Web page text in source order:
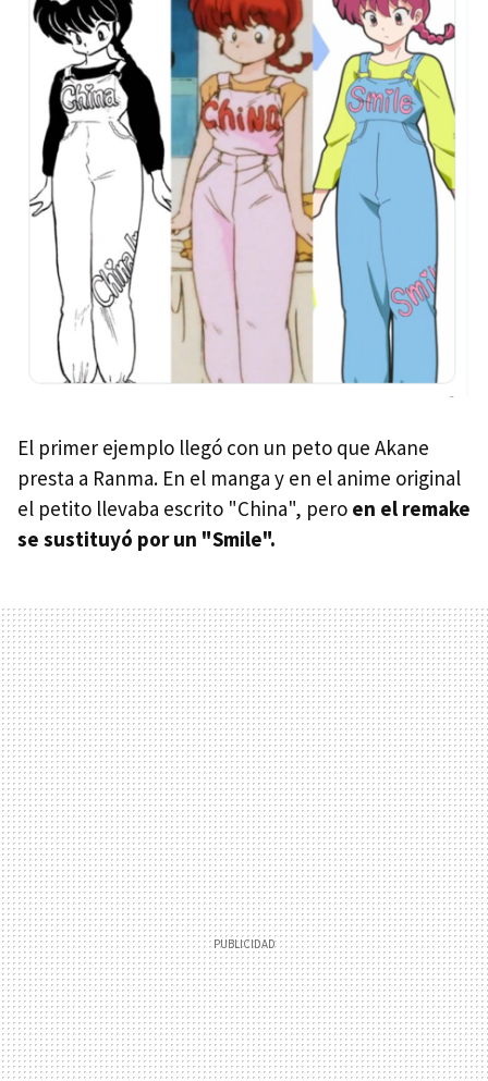
El primer ejemplo llegó con un peto que Akane
presta a Ranma. En el manga y en el anime original
el petito llevaba escrito "China", pero en el remake
se sustituyó por un "Smile".